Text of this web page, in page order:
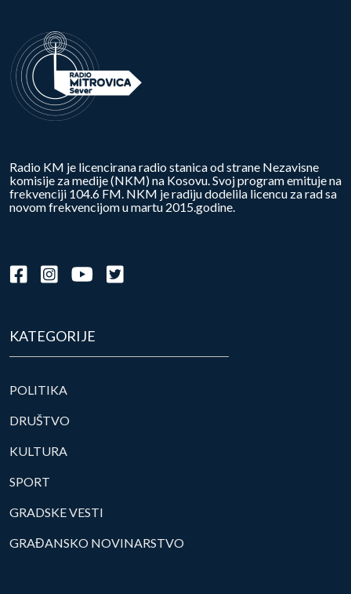
Radio KM je licencirana radio stanica od strane Nezavisne
komisije za medije (NKM) na Kosovu. Svoj program emituje na
frekvenciji 104.6 FM. NKM je radiju dodelila licencu za rad sa
novom frekvencijom u martu 2015.godine.
KATEGORIJE
POLITIKA
DRUŠTVO
KULTURA
SPORT
GRADSKE VESTI
GRAĐANSKO NOVINARSTVO